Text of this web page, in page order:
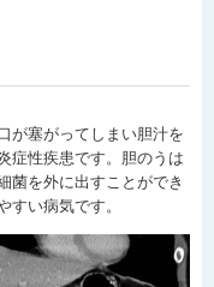
が塞がってしまい胆汁を
症性疾患です。胆のうは
菌を外に出すことができ
すい病気です。